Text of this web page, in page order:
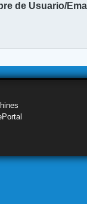
de Usuario/